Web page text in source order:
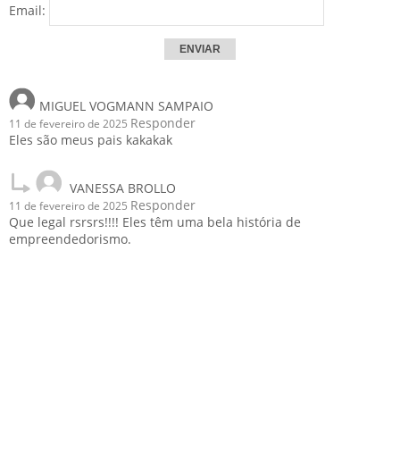
Email:
MIGUEL VOGMANN SAMPAIO
11 de fevereiro de 2025 Responder
Eles são meus pais kakakak
VANESSA BROLLO
11 de fevereiro de 2025 Responder
Que legal rsrsrs!!!! Eles têm uma bela história de
empreendedorismo.